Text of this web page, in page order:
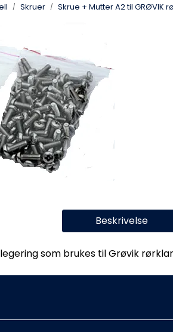
Skruer Skrue + Mutter A2 til GRØVIK
Beskrivelse
som brukes til Grøvik